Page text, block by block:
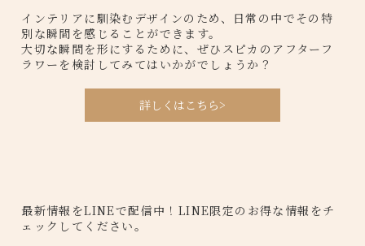
インテリアに馴染むデザインのため、日常の中でその特
別な瞬間を感じることができます。
大切な瞬間を形にするために、ぜひスピカのアフターフ
ラワーを検討してみてはいかがでしょうか？
詳しくはこちら>
最新情報をLINEで配信中！LINE限定のお得な情報をチ
ェックしてください。